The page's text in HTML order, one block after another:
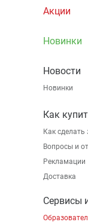
Акции
Новинки
Новости
Новинки
Как
Как сделать
Вопросы и
Рекламации
Доставка
Сервисы